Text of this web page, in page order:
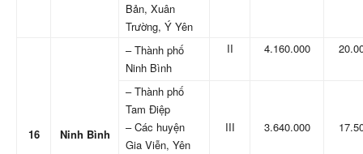
Bản, Xuân
Trường, Ý Yên
16 Ninh Bình
– Thành phố
Ninh Bình
II 4.160.000
– Thành phố
Tam Điệp
– Các huyện
Gia Viễn, Yên
III 3.640.000